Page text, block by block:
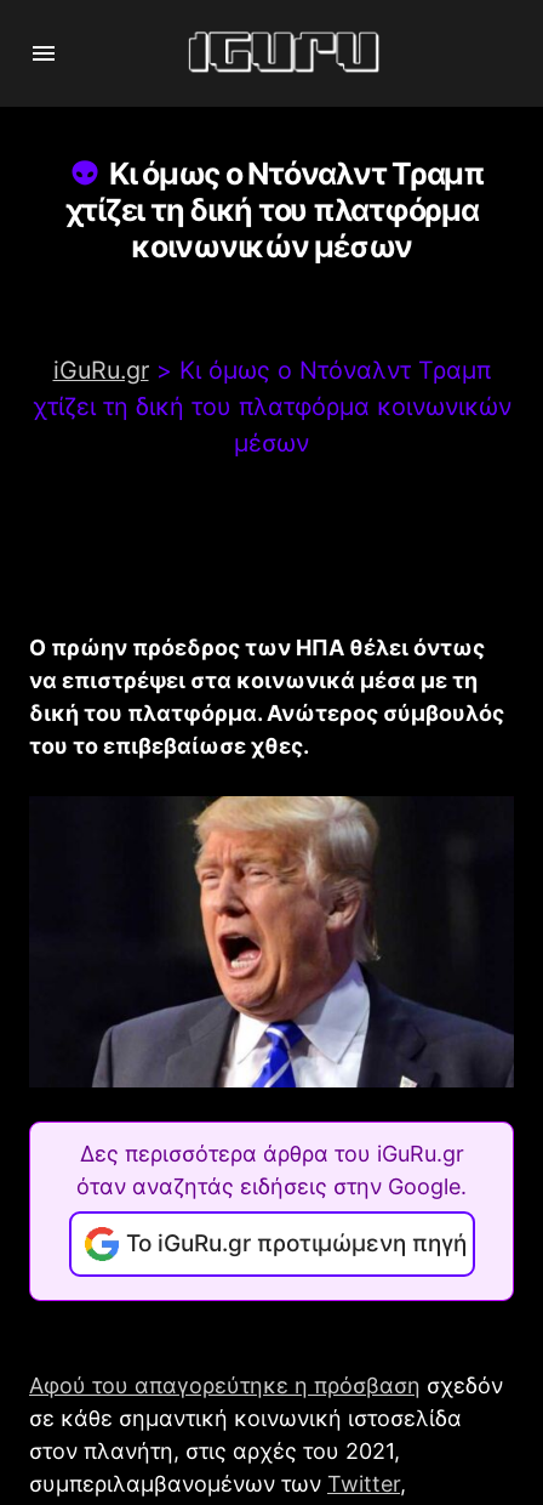
Κι όμως ο Ντόναλντ Τραμπ
χτίζει τη δική του πλατφόρμα
κοινωνικών μέσων
iGuRu.gr> Κι όμως ο Ντόναλντ Τραμπ
χτίζει τη δική του πλατφόρμα κοινωνικών
μέσων
Ο πρώην πρόεδρος των ΗΠΑ θέλει όντως
να επιστρέψει στα κοινωνικά μέσα με τη
δική του πλατφόρμα. Ανώτερος σύμβουλός
του το επιβεβαίωσε χθες.
Δες περισσότερα άρθρα του iGuRu.gr
όταν αναζητάς ειδήσεις στην Google.
Το iGuRu.gr προτιμώμενη πηγή
Αφού του απαγορεύτηκε η πρόσβαση σχεδόν
σε κάθε σημαντική κοινωνική ιστοσελίδα
στον πλανήτη, στις αρχές του 2021,
συμπεριλαμβανομένων των Twitter,